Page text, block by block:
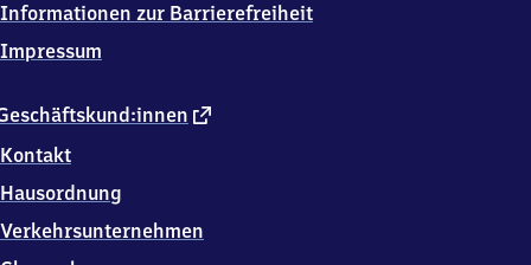
externer
Kontakt
Hausordnung
Verkehrsunternehmen
Informationen zur Barrierefreiheit
Impressum